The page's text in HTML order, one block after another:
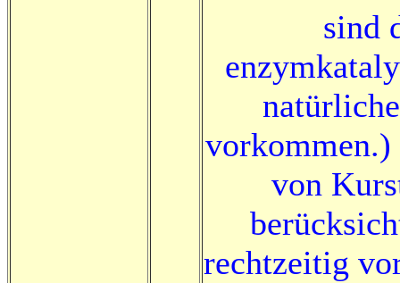
sind
vorkommen.)
von
rechtzeitig